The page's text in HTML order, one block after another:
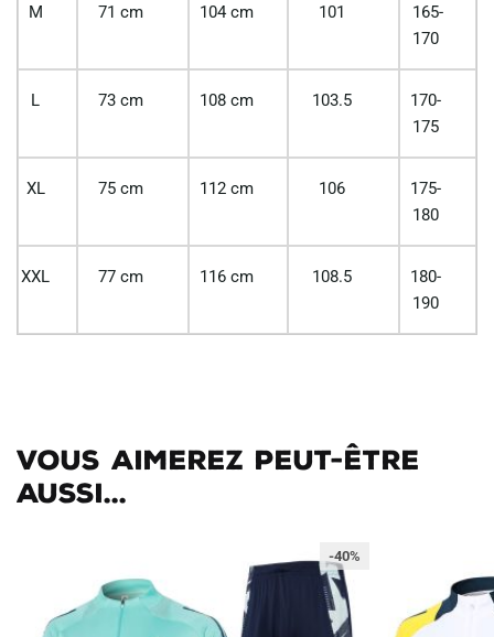
M 71 cm 104 cm 101
165-
170
L 73 cm 108 cm 103.5
170-
175
XL 75 cm 112 cm 106
175-
180
XXL 77 cm 116 cm 108.5
180-
190
Vous aimerez peut-être
aussi...
-40%